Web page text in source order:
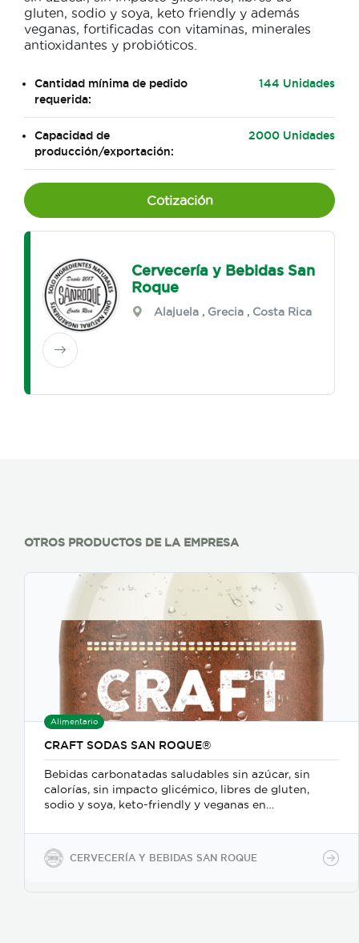
gluten, sodio y soya, keto friendly y además
veganas, fortificadas con vitaminas, minerales
antioxidantes y probióticos.
Cantidad mínima de pedido
requerida:
144 Unidades
Capacidad de
producción/exportación:
2000 Unidades
Cotización
Cervecería y Bebidas San
Roque
Alajuela , Grecia , Costa Rica
OTROS PRODUCTOS DE LA EMPRESA
Alimentario
CRAFT SODAS SAN ROQUE®
Bebidas carbonatadas saludables sin azúcar, sin
calorías, sin impacto glicémico, libres de gluten,
sodio y soya, keto-friendly y veganas en
en PET.
CERVECERÍA Y BEBIDAS SAN ROQUE